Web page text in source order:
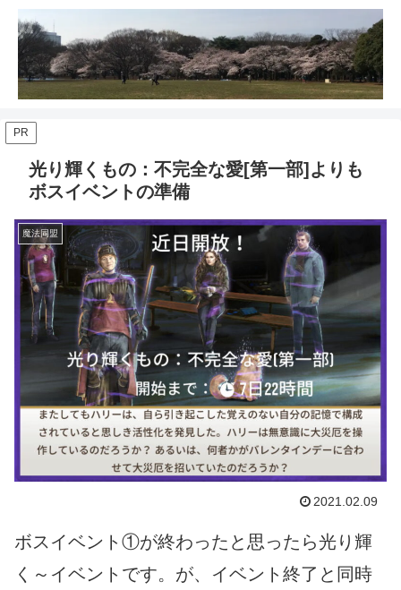
PR
光り輝くもの：不完全な愛[第一部]よりも
ボスイベントの準備
魔法同盟
2021.02.09
ボスイベント①が終わったと思ったら光り輝
く～イベントです。が、イベント終了と同時